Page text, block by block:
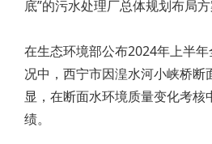
底”的污水处理厂总体规划布局方
在生态环境部公布2024年上半
况中，西宁市因湟水河小峡桥断
显，在断面水环境质量变化考核
绩。